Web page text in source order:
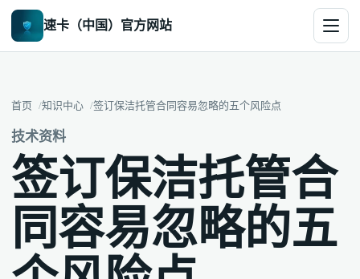
速卡（中国）官方网站
首页 知识中心 签订保洁托管合同容易忽略的五个风险点
技术资料
签订保洁托管合
同容易忽略的五